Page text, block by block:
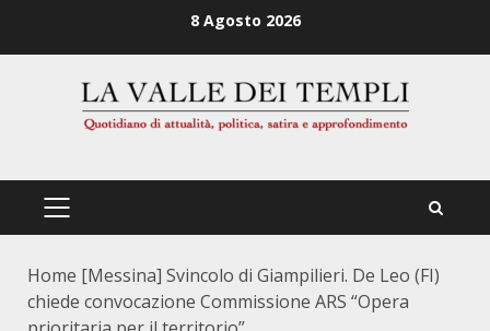
8 Agosto 2026
PRIMÄRES
Home [Messina] Svincolo di Giampilieri. De Leo (FI)
chiede convocazione Commissione ARS “Opera